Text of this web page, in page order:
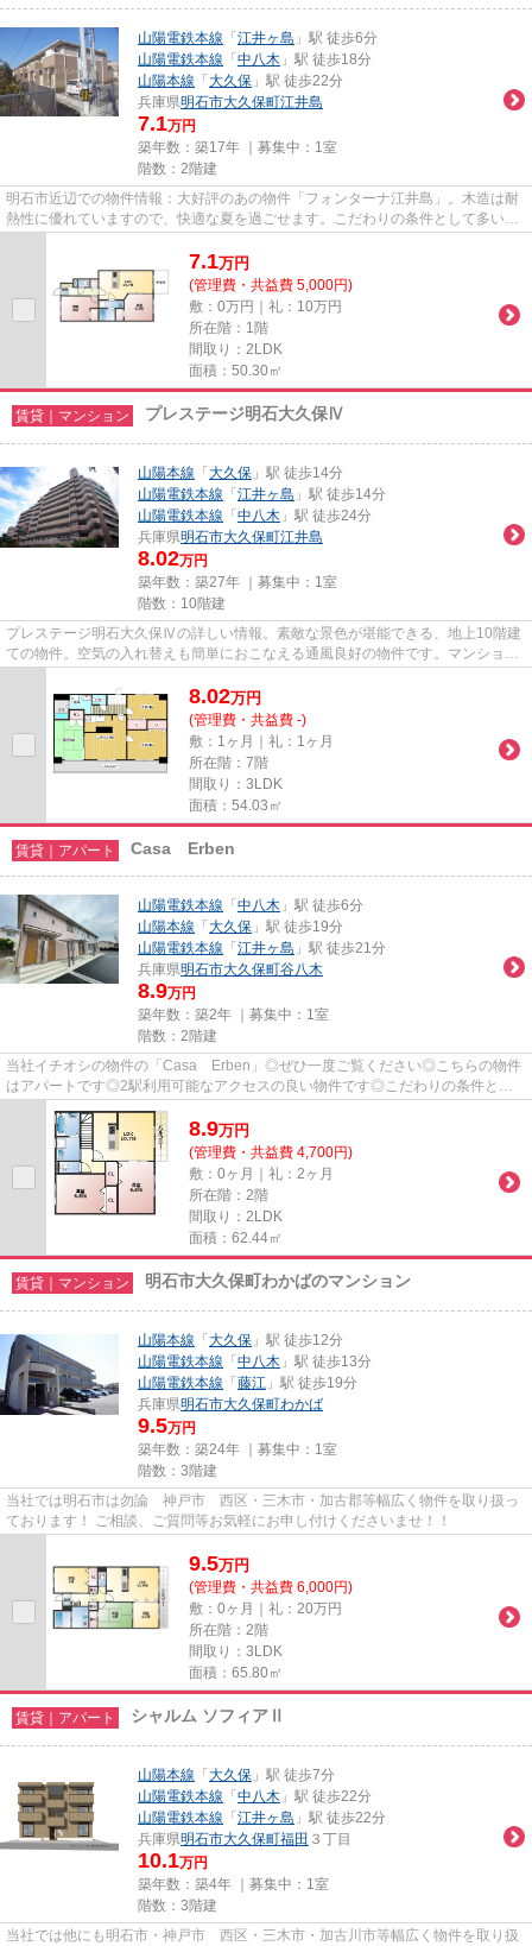
山陽電鉄本線 「 江井ヶ島 」駅 徒歩6分
山陽電鉄本線 「 中八木 」駅 徒歩18分
山陽本線 「 大久保 」駅 徒歩22分
兵庫県明石市大久保町江井島
7.1万円
築年数：築17年 ｜募集中： 1室
階数：2階建
明石市近辺での物件情報：大好評のあの物件「フォンターナ江井島」。木造は耐
熱性に優れていますので、快適な夏を過ごせます。こだわりの条件として多い、
7.1万円
(管理費・共益費 5,000円)
敷：0万円｜礼：10万円
所在階：1階
間取り：2LDK
面積：50.30㎡
賃貸｜マンション プレステージ明石大久保Ⅳ
山陽本線 「 大久保 」駅 徒歩14分
山陽電鉄本線 「 江井ヶ島 」駅 徒歩14分
山陽電鉄本線 「 中八木 」駅 徒歩24分
兵庫県明石市大久保町江井島
8.02万円
築年数：築27年 ｜募集中： 1室
階数：10階建
プレステージ明石大久保Ⅳの詳しい情報。素敵な景色が堪能できる、地上10階建
ての物件。空気の入れ替えも簡単におこなえる通風良好の物件です。マンション
8.02万円
(管理費・共益費 -)
敷：1ヶ月｜礼：1ヶ月
所在階：7階
間取り：3LDK
面積：54.03㎡
賃貸｜アパート Casa Erben
山陽電鉄本線 「 中八木 」駅 徒歩6分
山陽本線 「 大久保 」駅 徒歩19分
山陽電鉄本線 「 江井ヶ島 」駅 徒歩21分
兵庫県明石市大久保町谷八木
8.9万円
築年数：築2年 ｜募集中： 1室
階数：2階建
当社イチオシの物件の「Casa Erben」◎ぜひ一度ご覧ください◎こちらの物件
はアパートです◎2駅利用可能なアクセスの良い物件です◎こだわりの条件とし
8.9万円
(管理費・共益費 4,700円)
敷：0ヶ月｜礼：2ヶ月
所在階：2階
間取り：2LDK
面積：62.44㎡
賃貸｜マンション 明石市大久保町わかばのマンション
山陽本線 「 大久保 」駅 徒歩12分
山陽電鉄本線 「 中八木 」駅 徒歩13分
山陽電鉄本線 「 藤江 」駅 徒歩19分
兵庫県明石市大久保町わかば
9.5万円
築年数：築24年 ｜募集中： 1室
階数：3階建
当社では明石市は勿論 神戸市 西区・三木市・加古郡等幅広く物件を取り扱っ
ております！ ご相談、ご質問等お気軽にお申し付けくださいませ！！
9.5万円
(管理費・共益費 6,000円)
敷：0ヶ月｜礼：20万円
所在階：2階
間取り：3LDK
面積：65.80㎡
賃貸｜アパート シャルム ソフィアⅡ
山陽本線 「 大久保 」駅 徒歩7分
山陽電鉄本線 「 中八木 」駅 徒歩22分
山陽電鉄本線 「 江井ヶ島 」駅 徒歩22分
兵庫県明石市大久保町福田 ３丁目
10.1万円
築年数：築4年 ｜募集中： 1室
階数：3階建
当社では他にも明石市・神戸市 西区・三木市・加古川市等幅広く物件を取り扱